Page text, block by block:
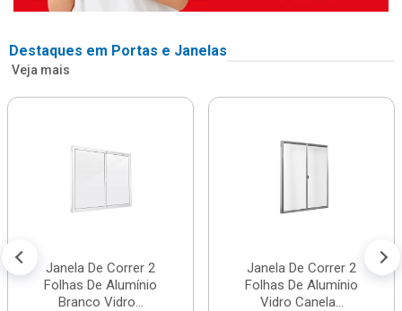
Destaques em Portas e Janelas
Veja mais
Janela De Correr 2
Folhas De Alumínio
Branco Vidro...
Janela De Correr 2
Folhas De Alumínio
Vidro Canela...